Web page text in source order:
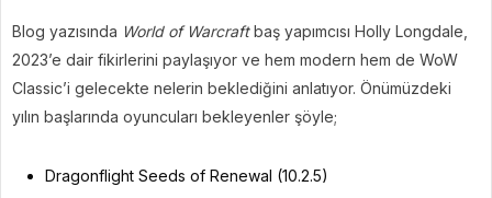
Blog yazısında World of Warcraftbaş yapımcısı Holly Longdale,
2023’e dair fikirlerini paylaşıyor ve hem modern hem de WoW
Classic’i gelecekte nelerin beklediğini anlatıyor. Önümüzdeki
yılın başlarında oyuncuları bekleyenler şöyle;
Dragonflight Seeds of Renewal (10.2.5)